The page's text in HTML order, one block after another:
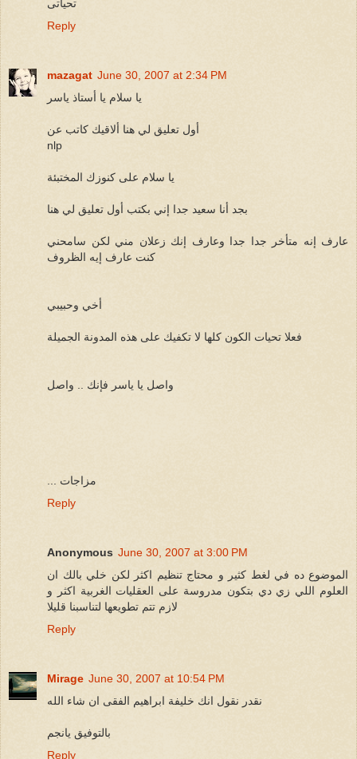
تحياتى
Reply
mazagat June 30, 2007 at 2:34 PM
يا سلام يا أستاذ ياسر
أول تعليق لي هنا ألاقيك كاتب عن
nlp
يا سلام على كنوزك المختبئة
بجد أنا سعيد جدا إني بكتب أول تعليق لي هنا
عارف إنه متأخر جدا جدا وعارف إنك زعلان مني لكن سامحني
كنت عارف إيه الظروف
أخي وحبيبي
فعلا تحيات الكون كلها لا تكفيك على هذه المدونة الجميلة
واصل يا ياسر فإنك .. واصل
... مزاجات
Reply
Anonymous June 30, 2007 at 3:00 PM
الموضوع ده في لغط كثير و محتاج تنظيم اكثر لكن خلي بالك ان
العلوم اللي زي دي بتكون مدروسة على العقليات الغربية اكثر و
لازم تتم تطويعها لتناسبنا قليلا
Reply
Mirage June 30, 2007 at 10:54 PM
نقدر نقول انك خليفة ابراهيم الفقى ان شاء الله
بالتوفيق يانجم
Reply